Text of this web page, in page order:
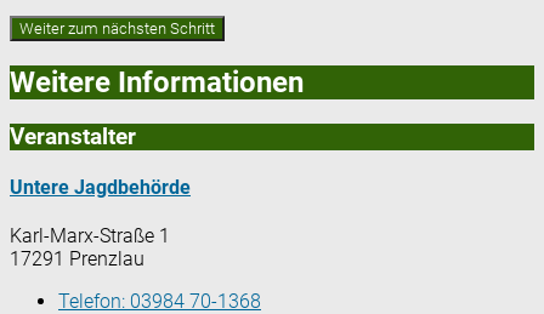
Weitere Informationen
Veranstalter
Untere Jagdbehörde
Karl-Marx-Straße 1
17291 Prenzlau
Telefon: 03984 70-1368